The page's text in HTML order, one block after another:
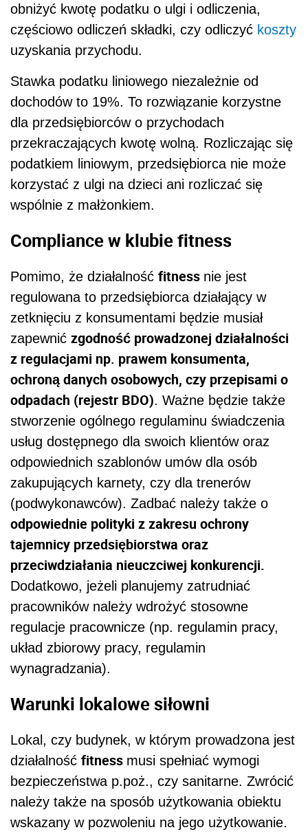
obniżyć kwotę podatku o ulgi i odliczenia,
częściowo odliczeń składki, czy odliczyć koszty
uzyskania przychodu.
Stawka podatku liniowego niezależnie od
dochodów to 19%. To rozwiązanie korzystne
dla przedsiębiorców o przychodach
przekraczających kwotę wolną. Rozliczając się
podatkiem liniowym, przedsiębiorca nie może
korzystać z ulgi na dzieci ani rozliczać się
wspólnie z małżonkiem.
Compliance w klubie fitness
Pomimo, że działalność fitness nie jest
regulowana to przedsiębiorca działający w
zetknięciu z konsumentami będzie musiał
zapewnić zgodność prowadzonej działalności
z regulacjami np. prawem konsumenta,
ochroną danych osobowych, czy przepisami o
odpadach (rejestr BDO). Ważne będzie także
stworzenie ogólnego regulaminu świadczenia
usług dostępnego dla swoich klientów oraz
odpowiednich szablonów umów dla osób
zakupujących karnety, czy dla trenerów
(podwykonawców). Zadbać należy także o
odpowiednie polityki z zakresu ochrony
tajemnicy przedsiębiorstwa oraz
przeciwdziałania nieuczciwej konkurencji.
Dodatkowo, jeżeli planujemy zatrudniać
pracowników należy wdrożyć stosowne
regulacje pracownicze (np. regulamin pracy,
układ zbiorowy pracy, regulamin
wynagradzania).
Warunki lokalowe siłowni
Lokal, czy budynek, w którym prowadzona jest
działalność fitness musi spełniać wymogi
bezpieczeństwa p.poż., czy sanitarne. Zwrócić
należy także na sposób użytkowania obiektu
wskazany w pozwoleniu na jego użytkowanie.